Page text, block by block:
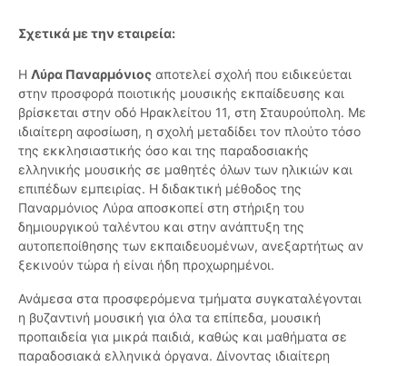
Σχετικά με την εταιρεία:
Η Λύρα Παναρμόνιος αποτελεί σχολή που ειδικεύεται
στην προσφορά ποιοτικής μουσικής εκπαίδευσης και
βρίσκεται στην οδό Ηρακλείτου 11, στη Σταυρούπολη. Με
ιδιαίτερη αφοσίωση, η σχολή μεταδίδει τον πλούτο τόσο
της εκκλησιαστικής όσο και της παραδοσιακής
ελληνικής μουσικής σε μαθητές όλων των ηλικιών και
επιπέδων εμπειρίας. Η διδακτική μέθοδος της
Παναρμόνιος Λύρα αποσκοπεί στη στήριξη του
δημιουργικού ταλέντου και στην ανάπτυξη της
αυτοπεποίθησης των εκπαιδευομένων, ανεξαρτήτως αν
ξεκινούν τώρα ή είναι ήδη προχωρημένοι.
Ανάμεσα στα προσφερόμενα τμήματα συγκαταλέγονται
η βυζαντινή μουσική για όλα τα επίπεδα, μουσική
προπαιδεία για μικρά παιδιά, καθώς και μαθήματα σε
παραδοσιακά ελληνικά όργανα. Δίνοντας ιδιαίτερη